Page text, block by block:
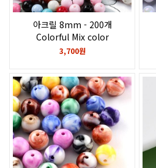
아크릴 8mm - 200개
Colorful Mix color
3,700원